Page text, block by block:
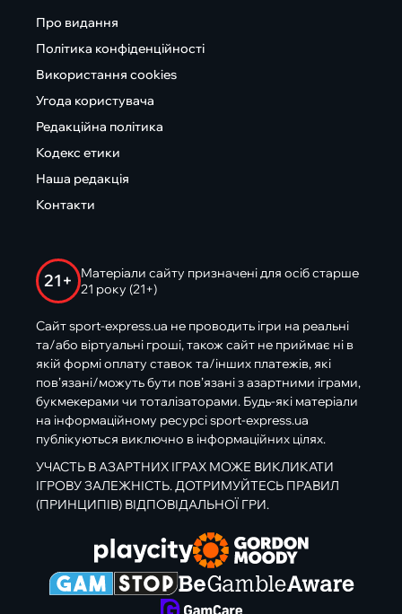
Про видання
Політика конфіденційності
Використання cookies
Угода користувача
Редакційна політика
Кодекс етики
Наша редакція
Контакти
21+
Матеріали сайту призначені для осіб старше
21 року (21+)
Сайт sport-express.ua не проводить ігри на реальні
та/або віртуальні гроші, також сайт не приймає ні в
якій формі оплату ставок та/інших платежів, які
пов’язані/можуть бути пов’язані з азартними іграми,
букмекерами чи тоталізаторами. Будь-які матеріали
на інформаційному ресурсі sport-express.ua
публікуються виключно в інформаційних цілях.
УЧАСТЬ В АЗАРТНИХ ІГРАХ МОЖЕ ВИКЛИКАТИ
ІГРОВУ ЗАЛЕЖНІСТЬ. ДОТРИМУЙТЕСЬ ПРАВИЛ
(ПРИНЦИПІВ) ВІДПОВІДАЛЬНОЇ ГРИ.